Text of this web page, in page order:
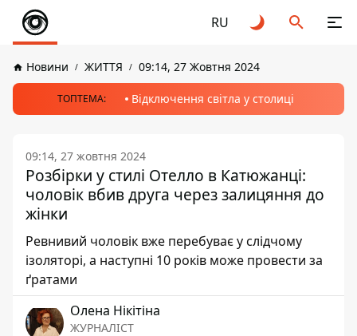
RU
Новини ЖИТТЯ 09:14, 27 Жовтня 2024
ТОПТЕМА: Відключення світла у столиці
09:14, 27 жовтня 2024
Розбірки у стилі Отелло в Катюжанці:
чоловік вбив друга через залицяння до
жінки
Ревнивий чоловік вже перебуває у слідчому
ізоляторі, а наступні 10 років може провести за
ґратами
Олена Нікітіна
ЖУРНАЛІСТ